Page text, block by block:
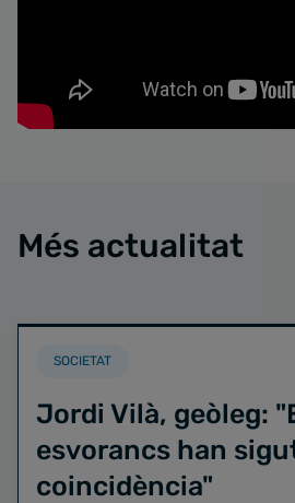
Més actualitat
SOCIETAT
Jordi Vilà, geòleg:
esvorancs han
coincidència"